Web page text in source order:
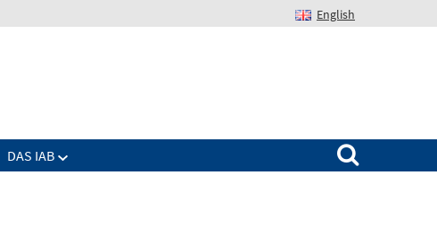
English
DAS IAB
Suchen nach: